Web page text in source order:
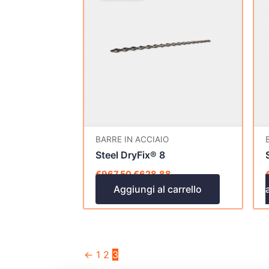
BARRE IN ACCIAIO
Steel DryFix® 8
€967,50€628,88
Aggiungi al carrello
← 1 2 3